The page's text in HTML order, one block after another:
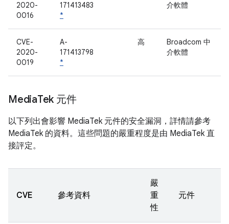
2020-
0016
171413483
*
介軟體
CVE-
2020-
0019
A-
171413798
*
高
Broadcom 中
介軟體
MediaTek 元件
以下列出會影響 MediaTek 元件的安全漏洞，詳情請參考
MediaTek 的資料。這些問題的嚴重程度是由 MediaTek 直
接評定。
CVE 參考資料
嚴
重
性
元件